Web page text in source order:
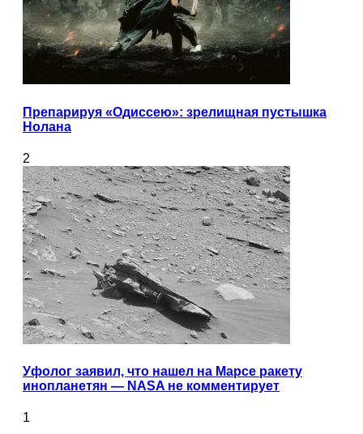
Препарируя «Одиссею»: зрелищная пустышка
Нолана
2
Уфолог заявил, что нашел на Марсе ракету
инопланетян — NASA не комментирует
1